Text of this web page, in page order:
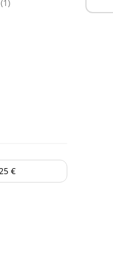
(1)